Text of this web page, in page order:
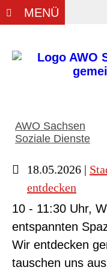
MENÜ
AWO Sachsen
Soziale Dienste
18.05.2026 |
entdecken
10 - 11:30 Uhr,
entspannten
Wir entdecken
tauschen uns